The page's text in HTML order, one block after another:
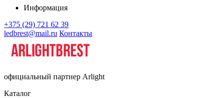
Информация
+375 (29) 721 62 39
ledbrest@mail.ru Контакты
официальный партнер Arlight
Каталог